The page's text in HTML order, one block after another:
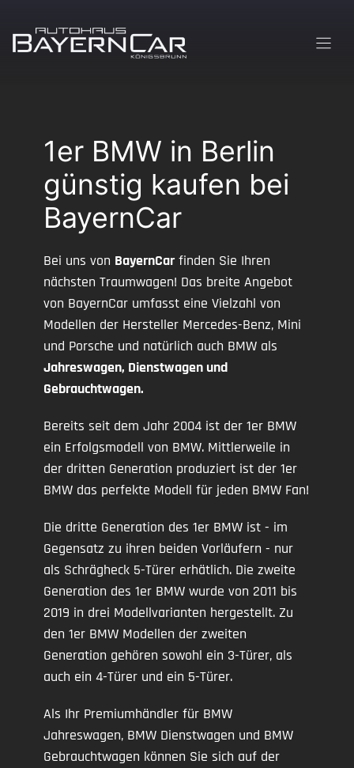
Inhalt
springen
1er BMW in Berlin
günstig kaufen bei
BayernCar
Bei uns von BayernCar finden Sie Ihren
nächsten Traumwagen! Das breite Angebot
von BayernCar umfasst eine Vielzahl von
Modellen der Hersteller Mercedes-Benz, Mini
und Porsche und natürlich auch BMW als
Jahreswagen, Dienstwagen und
Gebrauchtwagen.
Bereits seit dem Jahr 2004 ist der 1er BMW
ein Erfolgsmodell von BMW. Mittlerweile in
der dritten Generation produziert ist der 1er
BMW das perfekte Modell für jeden BMW Fan!
Die dritte Generation des 1er BMW ist - im
Gegensatz zu ihren beiden Vorläufern - nur
als Schrägheck 5-Türer erhätlich. Die zweite
Generation des 1er BMW wurde von 2011 bis
2019 in drei Modellvarianten hergestellt. Zu
den 1er BMW Modellen der zweiten
Generation gehören sowohl ein 3-Türer, als
auch ein 4-Türer und ein 5-Türer.
Als Ihr Premiumhändler für BMW
Jahreswagen, BMW Dienstwagen und BMW
Gebrauchtwagen können Sie sich auf der